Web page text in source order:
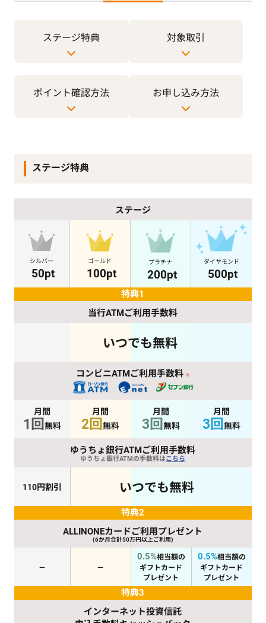
ステージ特典 対象取引
ポイント確認方法 お申し込み方法
ステージ特典
ステージ
シルバー
50pt
ゴールド
100pt
プラチナ
200pt
ダイヤモンド
500pt
特典1
当行ATMご利用手数料
いつでも無料
コンビニATMご利用手数料 ※
月間
1回 無料
月間
2回 無料
月間
3回 無料
月間
3回 無料
ゆうちょ銀行ATMご利用手数料
ゆうちょ銀行ATMの手数料はこちら
110円割引 いつでも無料
特典2
ALLINONEカードご利用プレゼント
(6か月合計50万円以上ご利用)
－ －
0.5%相当額の
ギフトカード
プレゼント
0.5%相当額の
ギフトカード
プレゼント
特典3
インターネット投資信託